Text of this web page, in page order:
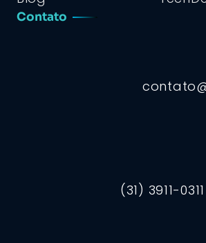
Contato
(31) 3911-0311